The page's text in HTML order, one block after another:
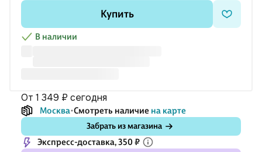
Во втором томе собрания сочинений представлена первая
часть монографии «Крымская война» — фундаментального
труда Е. В. Тарле, ставшего
Купить
В наличии
от 1 349 ₽ сегодня
Москва Смотреть наличие на карте
Забрать из магазина
Экспресс-доставка, 350 ₽